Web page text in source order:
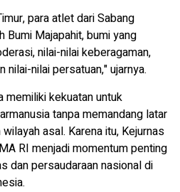
para atlet dari Sabang
Bumi Majapahit, bumi yang
nilai-nilai keberagaman,
nilai-nilai persatuan," ujarnya.
memiliki kekuatan untuk
tanpa memandang latar
asal. Karena itu, Kejurnas
RI menjadi momentum penting
dan persaudaraan nasional di